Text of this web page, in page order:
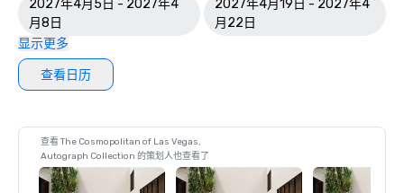
2027年4月5日 - 2027年4
月8日
2027年4月19日 - 2027年4
月22日
显示更多
查看日历
查看 The Cosmopolitan of Las Vegas,
Autograph Collection 的策划人也查看了